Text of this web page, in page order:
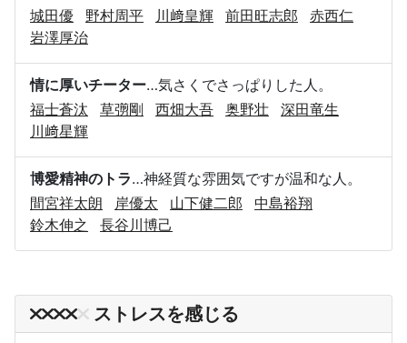
城田優 野村周平 川﨑皇輝 前田旺志郎
赤西仁
岩澤厚治
情に厚いチーター…気さくでさっぱりした人。
福士蒼汰
草彅剛 西畑大吾 奥野壮
深田竜生
川﨑星輝
博愛精神のトラ…神経質な雰囲気ですが温和な人。
間宮祥太朗
岸優太 山下健二郎
中島裕翔
鈴木伸之
長谷川博己
ストレスを感じる